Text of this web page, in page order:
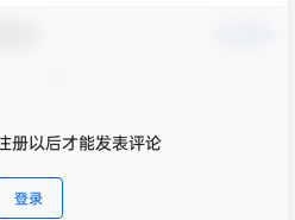
册以后才能发表评论
登录